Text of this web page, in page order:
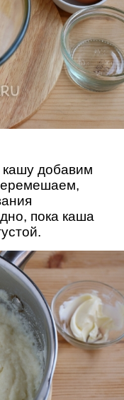
кашу добавим
пока каша